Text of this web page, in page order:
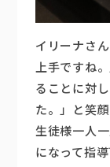
イリーナさ
上手ですね
ることに対
た。」と笑
生徒様一人
になって指